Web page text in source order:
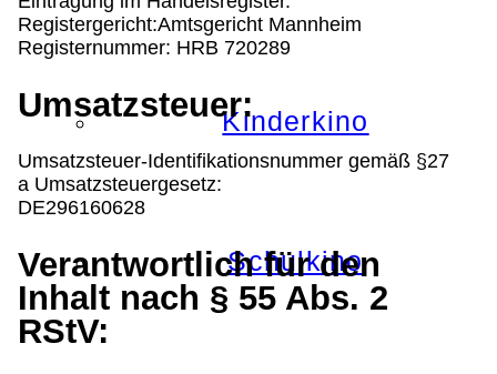
Kinderkino
Schulkino
Registergericht:Amtsgericht Mannheim
Registernummer: HRB 720289
Umsatzsteuer:
Umsatzsteuer-Identifikationsnummer gemäß §27
a Umsatzsteuergesetz:
DE296160628
Verantwortlich für den
Inhalt nach § 55 Abs. 2
RStV: